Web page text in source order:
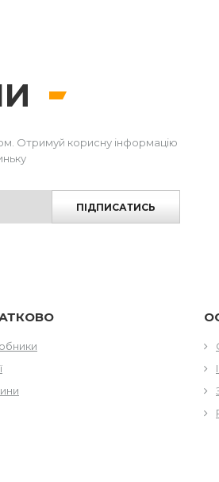
Отримуй корисну інформацію
ПІДПИСАТИСЬ